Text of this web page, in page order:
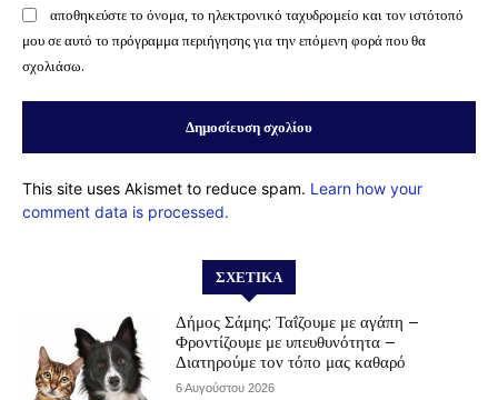
αποθηκεύστε το όνομα, το ηλεκτρονικό ταχυδρομείο και τον ιστότοπό
μου σε αυτό το πρόγραμμα περιήγησης για την επόμενη φορά που θα
σχολιάσω.
This site uses Akismet to reduce spam. Learn how your
comment data is processed.
ΣΧΕΤΙΚΆ
Δήμος Σάμης: Ταΐζουμε με αγάπη –
Φροντίζουμε με υπευθυνότητα –
Διατηρούμε τον τόπο μας καθαρό
6 Αυγούστου 2026